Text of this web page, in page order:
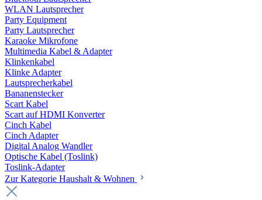
WLAN Lautsprecher
Party Equipment
Party Lautsprecher
Karaoke Mikrofone
Multimedia Kabel & Adapter
Klinkenkabel
Klinke Adapter
Lautsprecherkabel
Bananenstecker
Scart Kabel
Scart auf HDMI Konverter
Cinch Kabel
Cinch Adapter
Digital Analog Wandler
Optische Kabel (Toslink)
Toslink-Adapter
Zur Kategorie Haushalt & Wohnen